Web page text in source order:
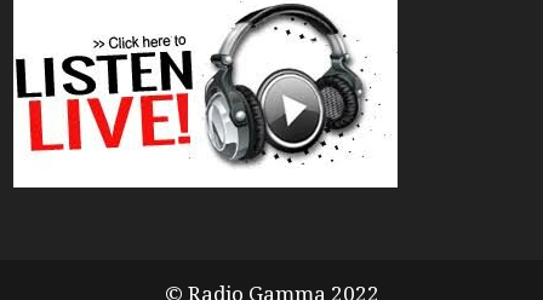
© Radio Gamma 2022